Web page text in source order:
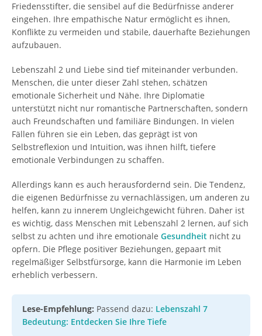
Friedensstifter, die sensibel auf die Bedürfnisse anderer
eingehen. Ihre empathische Natur ermöglicht es ihnen,
Konflikte zu vermeiden und stabile, dauerhafte Beziehungen
aufzubauen.
Lebenszahl 2 und Liebe sind tief miteinander verbunden.
Menschen, die unter dieser Zahl stehen, schätzen
emotionale Sicherheit und Nähe. Ihre Diplomatie
unterstützt nicht nur romantische Partnerschaften, sondern
auch Freundschaften und familiäre Bindungen. In vielen
Fällen führen sie ein Leben, das geprägt ist von
Selbstreflexion und Intuition, was ihnen hilft, tiefere
emotionale Verbindungen zu schaffen.
Allerdings kann es auch herausfordernd sein. Die Tendenz,
die eigenen Bedürfnisse zu vernachlässigen, um anderen zu
helfen, kann zu innerem Ungleichgewicht führen. Daher ist
es wichtig, dass Menschen mit Lebenszahl 2 lernen, auf sich
selbst zu achten und ihre emotionale Gesundheit nicht zu
opfern. Die Pflege positiver Beziehungen, gepaart mit
regelmäßiger Selbstfürsorge, kann die Harmonie im Leben
erheblich verbessern.
Lese-Empfehlung: Passend dazu: Lebenszahl 7
Bedeutung: Entdecken Sie Ihre Tiefe